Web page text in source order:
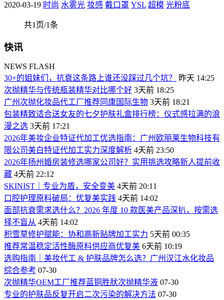
2020-03-19 时尚 水雾光 妆感 戴口罩 YSL 超模 光粉底
共1页/1条
快讯
NEWS FLASH
30+的姐妹们，抗衰这条路上谁还没踩过几个坑？
昨天 14:25
次抛精华与传统瓶装精华对比哪个好 3天前 18:25
广州次抛化妆品代工厂推荐同康国际生物 3天前 18:21
包装精致适合送女友的七夕护肤礼盒排行榜：仪式感拉满的浪
漫之选 3天前 17:21
2026年美妆企业特证代加工优选指南：广州欧丽莱生物科技有
限公司美白特证代加工实力深度解析 4天前 23:50
2026年扬州婚房装修选哪家公司好？实用挑选攻略新人提前收
藏 4天前 22:12
SKINIST｜专业为盾，安全变美 4天前 20:11
口腔护理原料破局：优复美实践 4天前 14:02
面部抗衰需求选什么？2026 年度 10 款医美产品深扒，按需选
择不盲从 4天前 14:02
积雪草修护赋能：协和高新贴牌加工实力 5天前 00:35
推荐常温稳定活性酶原料供应商优复美 6天前 10:19
选购指南｜美妆代工 & 护肤品牌怎么选？广州汉江水化妆品
综合参考 07-30
次抛精华OEM工厂推荐蓝铜胜肰次抛精华液 07-30
专业的护肤品反复开启二次污染的解决方法 07-30